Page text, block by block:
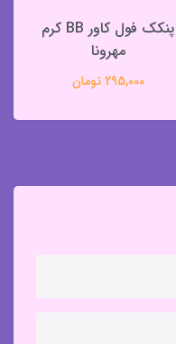
پنکک فول کاور BB کرم
مهرونا
295,000 تومان